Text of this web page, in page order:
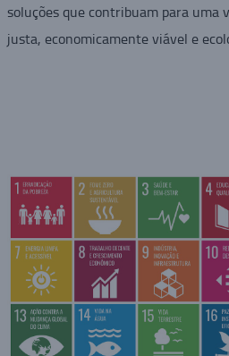
soluções que contribuam para uma
justa, economicamente viável e